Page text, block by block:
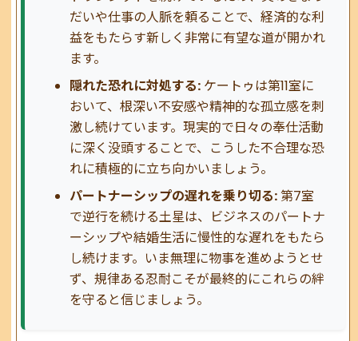
だいや仕事の人脈を頼ることで、経済的な利
益をもたらす新しく非常に有望な道が開かれ
ます。
隠れた恐れに対処する: ケートゥは第11室に
おいて、根深い不安感や精神的な孤立感を刺
激し続けています。現実的で日々の奉仕活動
に深く没頭することで、こうした不合理な恐
れに積極的に立ち向かいましょう。
パートナーシップの遅れを乗り切る:第7室
で逆行を続ける土星は、ビジネスのパートナ
ーシップや結婚生活に慢性的な遅れをもたら
し続けます。いま無理に物事を進めようとせ
ず、規律ある忍耐こそが最終的にこれらの絆
を守ると信じましょう。